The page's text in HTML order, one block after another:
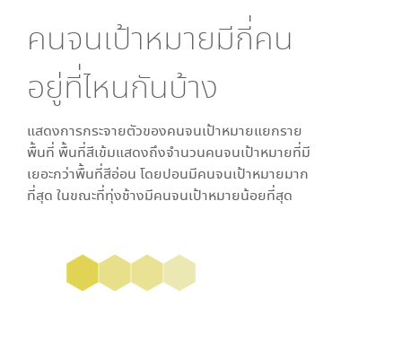
คนจนเป้าหมายมีกี่คน
อยู่ที่ไหนกันบ้าง
แสดงการกระจายตัวของคนจนเป้าหมายแยกราย
พื้นที่ พื้นที่สีเข้มแสดงถึงจำนวนคนจนเป้าหมายที่มี
เยอะกว่าพื้นที่สีอ่อน โดยปอนมีคนจนเป้าหมายมาก
ที่สุด ในขณะที่ทุ่งช้างมีคนจนเป้าหมายน้อยที่สุด